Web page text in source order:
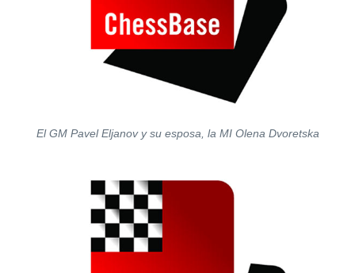
El GM Pavel Eljanov y su esposa, la MI Olena Dvoretska